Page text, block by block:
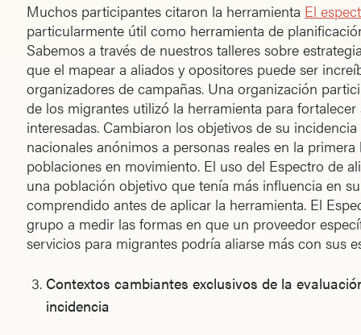
Muchos participantes citaron la herramienta El
particularmente útil como herramienta de
Sabemos a través de nuestros talleres sobre
que el mapear a aliados y opositores puede ser
organizadores de campañas. Una organización
de los migrantes utilizó la herramienta para
interesadas. Cambiaron los objetivos de su
nacionales anónimos a personas reales en la
poblaciones en movimiento. El uso del Espectro de
una población objetivo que tenía más influencia en
comprendido antes de aplicar la herramienta. El
grupo a medir las formas en que un proveedor
servicios para migrantes podría aliarse más con sus
Contextos cambiantes exclusivos de la
incidencia